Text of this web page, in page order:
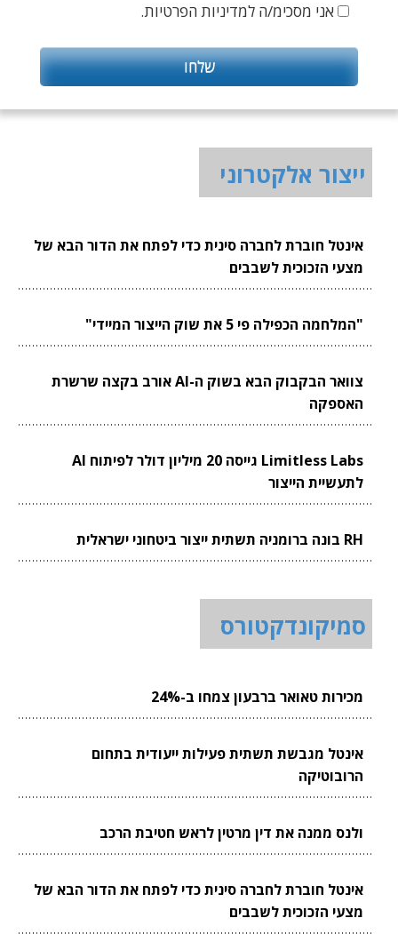
אני מסכימ/ה למדיניות הפרטיות.
ייצור אלקטרוני
אינטל חוברת לחברה סינית כדי לפתח את הדור הבא של
מצעי הזכוכית לשבבים
"המלחמה הכפילה פי 5 את שוק הייצור המיידי"
צוואר הבקבוק הבא בשוק ה-AI אורב בקצה שרשרת
האספקה
Limitless Labs גייסה 20 מיליון דולר לפיתוח AI
לתעשיית הייצור
RH בונה ברומניה תשתית ייצור ביטחוני ישראלית
סמיקונדקטורס
מכירות טאואר ברבעון צמחו ב-24%
אינטל מגבשת תשתית פעילות ייעודית בתחום
הרובוטיקה
ולנס ממנה את דין מרטין לראש חטיבת הרכב
אינטל חוברת לחברה סינית כדי לפתח את הדור הבא של
מצעי הזכוכית לשבבים